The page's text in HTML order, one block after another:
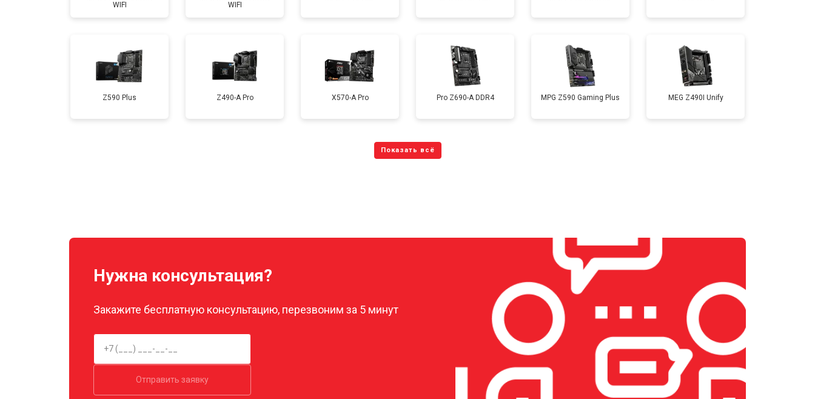
WIFI
WIFI
Z590 Plus Z490-A Pro X570-A Pro Pro Z690-A DDR4 MPG Z590 Gaming Plus MEG Z490I Unify
Нужна консультация?
Закажите бесплатную консультацию, перезвоним за 5 минут
Отправить заявку